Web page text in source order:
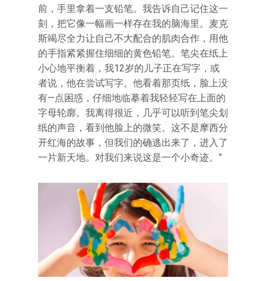
前，手里拿着一支铅笔。我告诉自己记住这一
刻，把它像一幅画一样存在我的脑海里。麦克
斯竭尽全力让自己不大配合的肌肉合作，用他
的手指紧紧握住细细的黄色铅笔。笔尖在纸上
小心地平衡着，我12岁的儿子正在写字，或
者说，他在尝试写字。他看着那页纸，脸上没
有—点困惑，仔细地临摹着我轻轻写在上面的
字母轮廓。我离得很近，几乎可以听到笔尖划
纸的声音，看到他脸上的微笑。这不是摩西分
开红海的故事，但我们的确逃出来了，进入了
一片新天地。对我们来说这是一个小奇迹。”